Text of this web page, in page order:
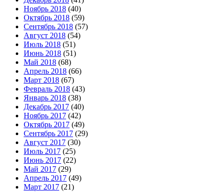
Ноябрь 2018 (40)
Октябрь 2018 (59)
Сентябрь 2018 (57)
Август 2018 (54)
Июль 2018 (51)
Июнь 2018 (51)
Май 2018 (68)
Апрель 2018 (66)
Март 2018 (67)
Февраль 2018 (43)
Январь 2018 (38)
Декабрь 2017 (40)
Ноябрь 2017 (42)
Октябрь 2017 (49)
Сентябрь 2017 (29)
Август 2017 (30)
Июль 2017 (25)
Июнь 2017 (22)
Май 2017 (29)
Апрель 2017 (49)
Март 2017 (21)